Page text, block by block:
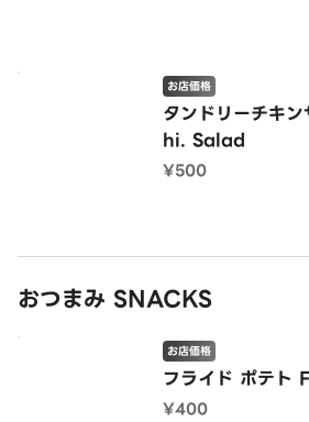
タンドリーチキ
hi. Salad
お店価格
¥500
おつまみ SNACKS
フライド ポテ
お店価格
¥400